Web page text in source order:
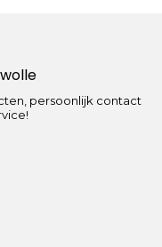
persoonlijk contact